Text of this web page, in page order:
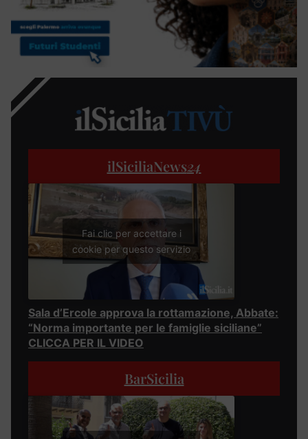
ilSiciliaNews24
Fai clic per accettare i
cookie per questo servizio
Sala d’Ercole approva la rottamazione, Abbate:
“Norma importante per le famiglie siciliane”
CLICCA PER IL VIDEO
BarSicilia